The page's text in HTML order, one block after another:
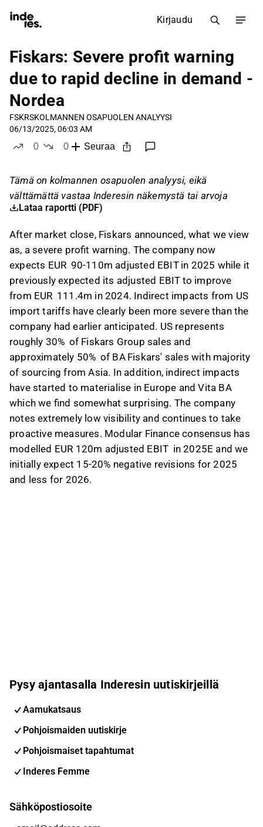
Kirjaudu
Fiskars: Severe profit warning
due to rapid decline in demand -
Nordea
FSKRSKOLMANNEN OSAPUOLEN ANALYYSI
06/13/2025, 06:03 AM
0
0
Seuraa
Tämä on kolmannen osapuolen analyysi, eikä
välttämättä vastaa Inderesin näkemystä tai arvoja
Lataa raportti (PDF)
After market close, Fiskars announced, what we view
as, a severe profit warning. The company now
expects EUR 90-110m adjusted EBIT in 2025 while it
previously expected its adjusted EBIT to improve
from EUR 111.4m in 2024. Indirect impacts from US
import tariffs have clearly been more severe than the
company had earlier anticipated. US represents
roughly 30% of Fiskars Group sales and
approximately 50% of BA Fiskars' sales with majority
of sourcing from Asia. In addition, indirect impacts
have started to materialise in Europe and Vita BA
which we find somewhat surprising. The company
notes extremely low visibility and continues to take
proactive measures. Modular Finance consensus has
modelled EUR 120m adjusted EBIT in 2025E and we
initially expect 15-20% negative revisions for 2025
and less for 2026.
Pysy ajantasalla Inderesin uutiskirjeillä
Aamukatsaus
Pohjoismaiden uutiskirje
Pohjoismaiset tapahtumat
Inderes Femme
Sähköpostiosoite